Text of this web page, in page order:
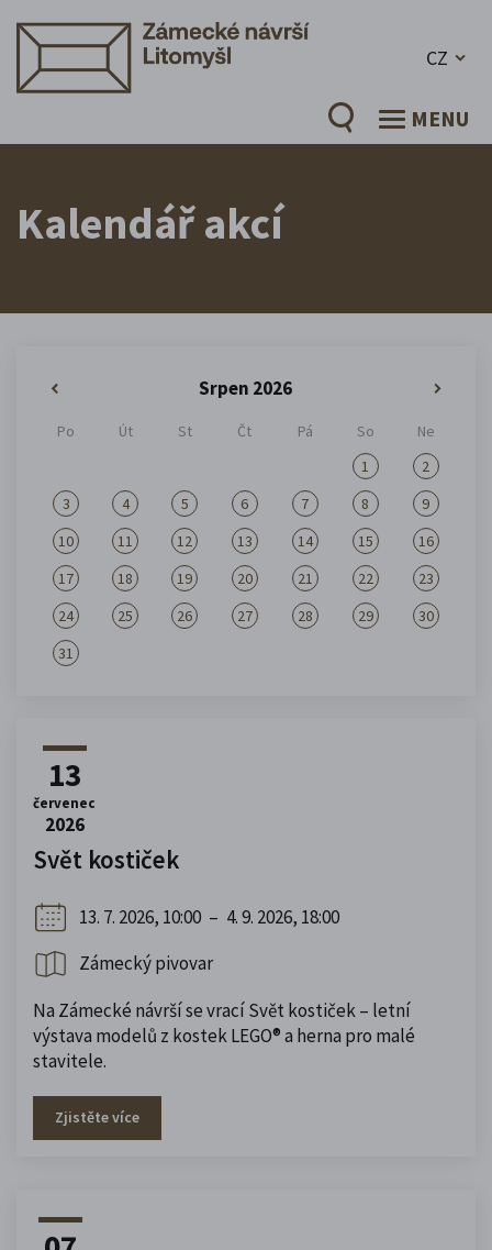
CZ
MENU
Kalendář akcí
Srpen 2026
Po Út St Čt Pá So
Ne
1
2
3
4 5 6 7 8
9
10
11 12 13 14 15
16
17
18 19 20 21 22
23
24
25 26 27 28 29
30
31
13
červenec
2026
Svět kostiček
13. 7. 2026, 10:00 – 4. 9. 2026, 18:00
Zámecký pivovar
Na Zámecké návrší se vrací Svět kostiček – letní
výstava modelů z kostek LEGO® a herna pro malé
stavitele.
Zjistěte více